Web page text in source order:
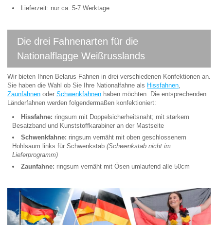
Lieferzeit: nur ca. 5-7 Werktage
Die drei Fahnenarten für die
Nationalflagge Weißrusslands
Wir bieten Ihnen Belarus Fahnen in drei verschiedenen Konfektionen an.
Sie haben die Wahl ob Sie Ihre Nationalfahne als Hissfahnen,
Zaunfahnen oder Schwenkfahnen haben möchten. Die entsprechenden
Länderfahnen werden folgendermaßen konfektioniert:
Hissfahne: ringsum mit Doppelsicherheitsnaht; mit starkem
Besatzband und Kunststoffkarabiner an der Mastseite
Schwenkfahne: ringsum vernäht mit oben geschlossenem
Hohlsaum links für Schwenkstab (Schwenkstab nicht im
Lieferprogramm)
Zaunfahne: ringsum vernäht mit Ösen umlaufend alle 50cm